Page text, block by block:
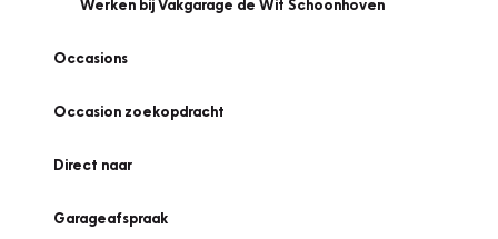
Werken bij Vakgarage de Wit Schoonhoven
Occasions
Occasion zoekopdracht
Direct naar
Garageafspraak